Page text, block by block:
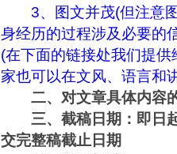
3、图文并茂(但注意图
身经历的过程涉及必要的
(在下面的链接处我们提
家也可以在文风、语言和
二、对文章具体内容
三、截稿日期：即日
交完整稿截止日期